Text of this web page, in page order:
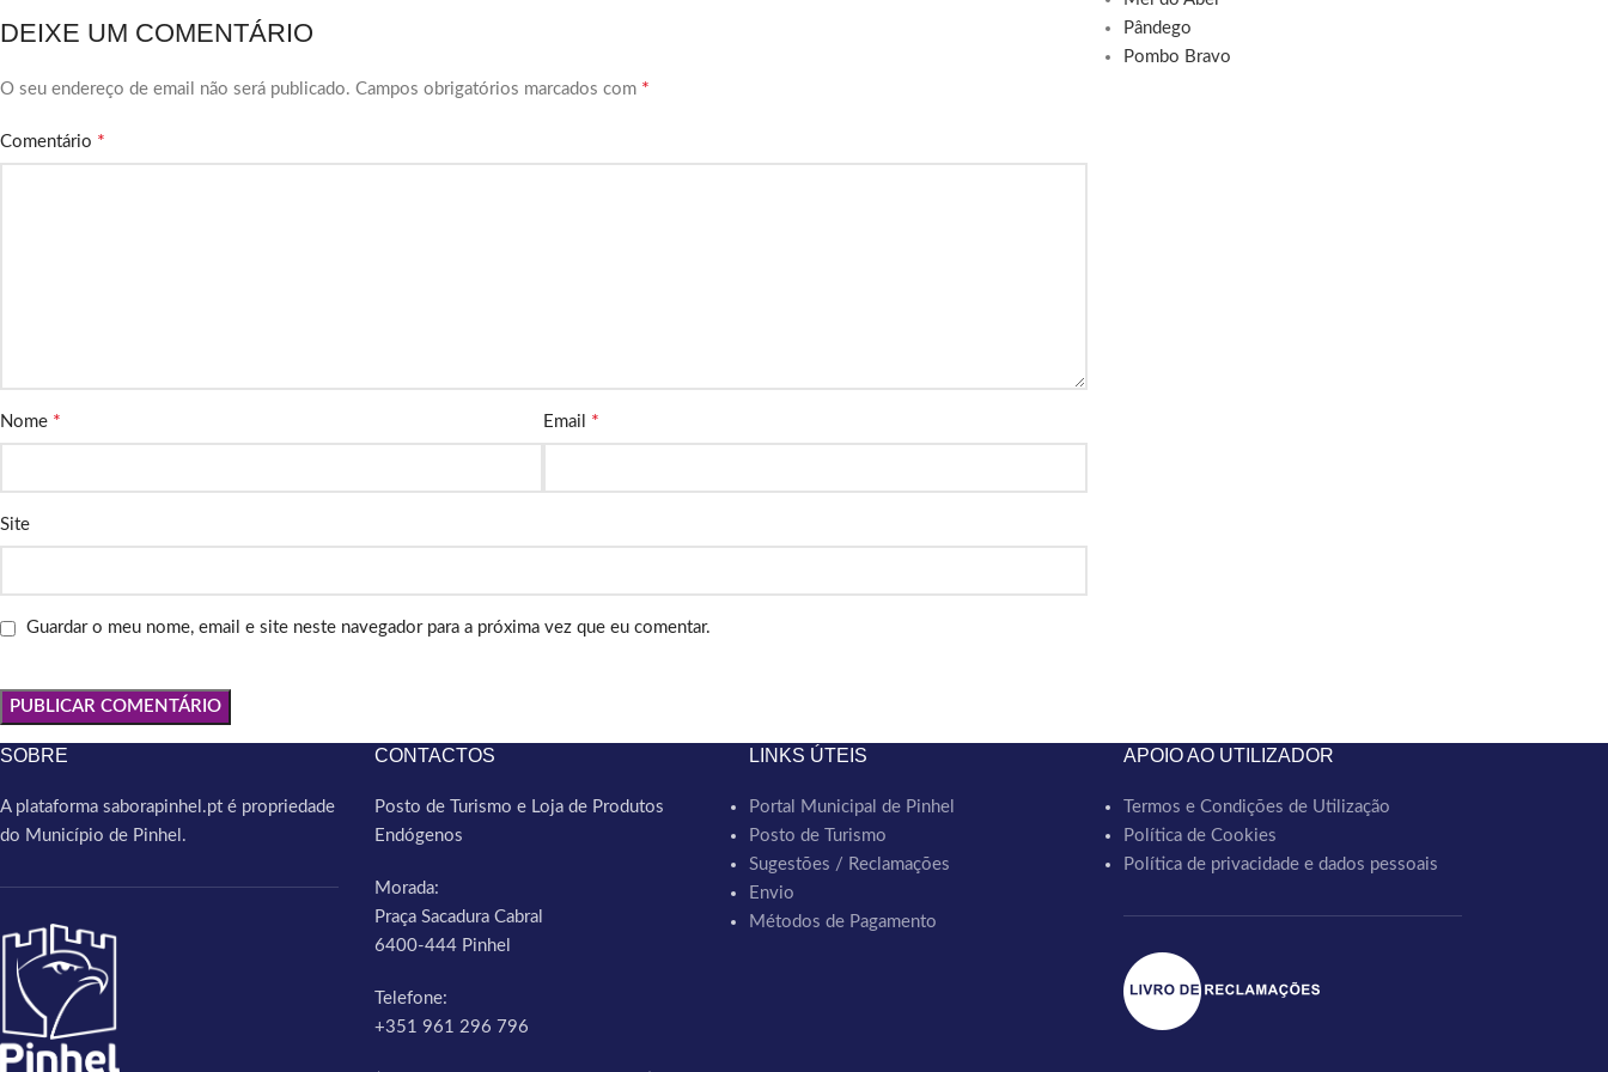
DEIXE UM COMENTÁRIO
O seu endereço de email não será publicado. Campos obrigatórios marcados com *
Comentário *
Nome * Email *
Site
Guardar o meu nome, email e site neste navegador para a próxima vez que eu comentar.
Pândego
Pombo Bravo
SOBRE
A plataforma saborapinhel.pt é propriedade
do Município de Pinhel.
CONTACTOS
Posto de Turismo e Loja de Produtos
Endógenos
Morada:
Praça Sacadura Cabral
6400-444 Pinhel
Telefone:
+351 961 296 796
LINKS ÚTEIS
Portal Municipal de Pinhel
Posto de Turismo
Sugestões / Reclamações
Envio
Métodos de Pagamento
APOIO AO UTILIZADOR
Termos e Condições de Utilização
Política de Cookies
Política de privacidade e dados pessoais